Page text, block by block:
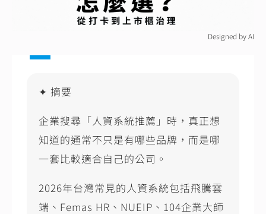
Designed by AI
✦ 摘要
企業搜尋「人資系統推薦」時，真正想
知道的通常不只是有哪些品牌，而是哪
一套比較適合自己的公司。
2026年台灣常見的人資系統包括飛騰雲
端、Femas HR、NUEIP、104企業大師